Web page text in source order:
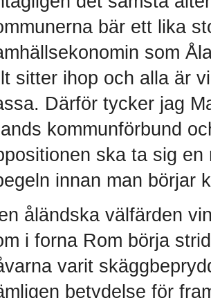
bär ett lika
som
sitter ihop och alla är
Därför tycker jag
kommunförbund
ska ta sig
innan man börjar
åländska välfärden
i forna Rom börja
varit
betydelse för